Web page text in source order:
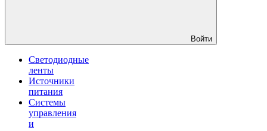
Войти
Светодиодные
ленты
Источники
питания
Системы
управления
и